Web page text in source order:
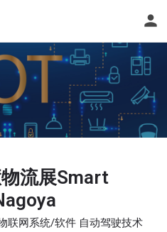
流展Smart
联网系统/软件 自动驾驶技术